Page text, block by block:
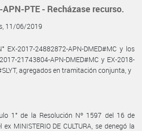
PTE - Recházase recurso.
11/06/2019
EX-2017-24882872-APN-DMED#MC y los
21743804-APN-DMED#MC y EX-2018-
agregados en tramitación conjunta, y
1° de la Resolución Nº 1597 del 16 de
MINISTERIO DE CULTURA, se denegó la